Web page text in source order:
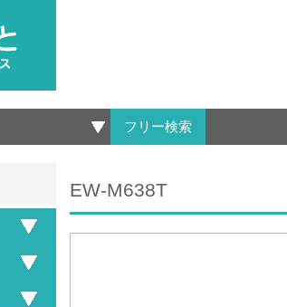
フリー検索
EW-M638T